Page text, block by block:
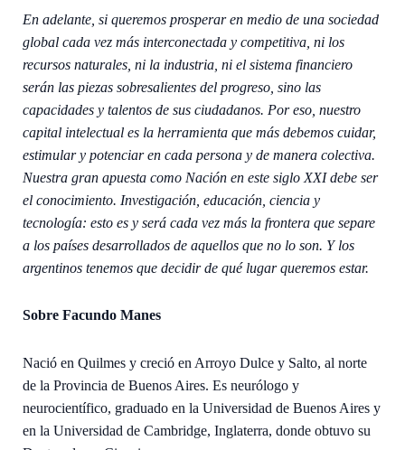
En adelante, si queremos prosperar en medio de una sociedad
global cada vez más interconectada y competitiva, ni los
recursos naturales, ni la industria, ni el sistema financiero
serán las piezas sobresalientes del progreso, sino las
capacidades y talentos de sus ciudadanos. Por eso, nuestro
capital intelectual es la herramienta que más debemos cuidar,
estimular y potenciar en cada persona y de manera colectiva.
Nuestra gran apuesta como Nación en este siglo XXI debe ser
el conocimiento. Investigación, educación, ciencia y
tecnología: esto es y será cada vez más la frontera que separe
a los países desarrollados de aquellos que no lo son. Y los
argentinos tenemos que decidir de qué lugar queremos estar.
Sobre Facundo Manes
Nació en Quilmes y creció en Arroyo Dulce y Salto, al norte
de la Provincia de Buenos Aires. Es neurólogo y
neurocientífico, graduado en la Universidad de Buenos Aires y
en la Universidad de Cambridge, Inglaterra, donde obtuvo su